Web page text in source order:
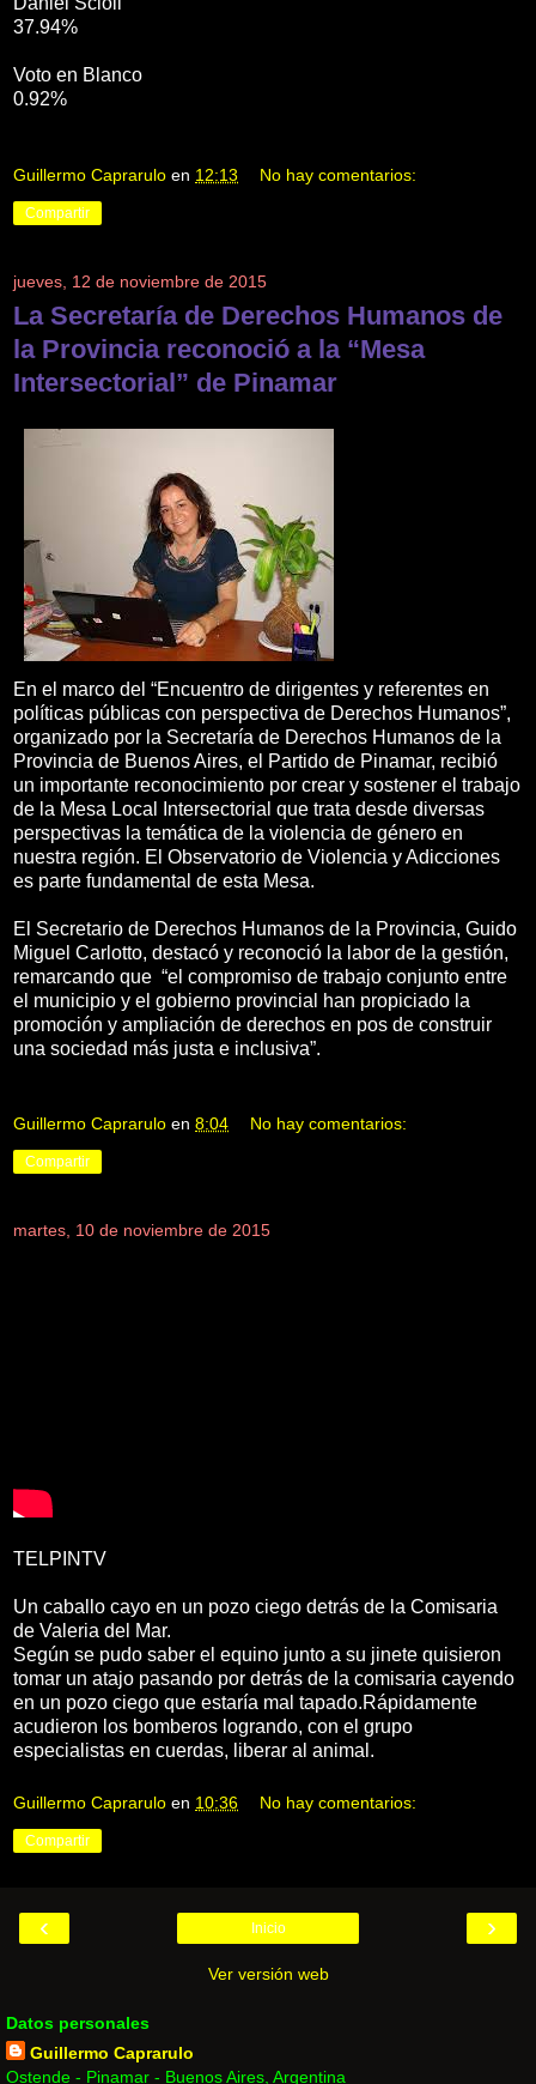
37.94%
Voto en Blanco
0.92%
Guillermo Caprarulo en 12:13 No hay comentarios:
Compartir
jueves, 12 de noviembre de 2015
La Secretaría de Derechos Humanos de
la Provincia reconoció a la “Mesa
Intersectorial” de Pinamar
En el marco del “Encuentro de dirigentes y referentes en
políticas públicas con perspectiva de Derechos Humanos”,
organizado por la Secretaría de Derechos Humanos de la
Provincia de Buenos Aires, el Partido de Pinamar, recibió
un importante reconocimiento por crear y sostener el trabajo
de la Mesa Local Intersectorial que trata desde diversas
perspectivas la temática de la violencia de género en
nuestra región. El Observatorio de Violencia y Adicciones
es parte fundamental de esta Mesa.
El Secretario de Derechos Humanos de la Provincia, Guido
Miguel Carlotto, destacó y reconoció la labor de la gestión,
remarcando que “el compromiso de trabajo conjunto entre
el municipio y el gobierno provincial han propiciado la
promoción y ampliación de derechos en pos de construir
una sociedad más justa e inclusiva”.
Guillermo Caprarulo en 8:04 No hay comentarios:
Compartir
martes, 10 de noviembre de 2015
TELPINTV
Un caballo cayo en un pozo ciego detrás de la Comisaria
de Valeria del Mar.
Según se pudo saber el equino junto a su jinete quisieron
tomar un atajo pasando por detrás de la comisaria cayendo
en un pozo ciego que estaría mal tapado.Rápidamente
acudieron los bomberos logrando, con el grupo
especialistas en cuerdas, liberar al animal.
Guillermo Caprarulo en 10:36 No hay comentarios:
Compartir
‹ ›
Inicio
Ver versión web
Datos personales
Guillermo Caprarulo
Ostende - Pinamar - Buenos Aires, Argentina